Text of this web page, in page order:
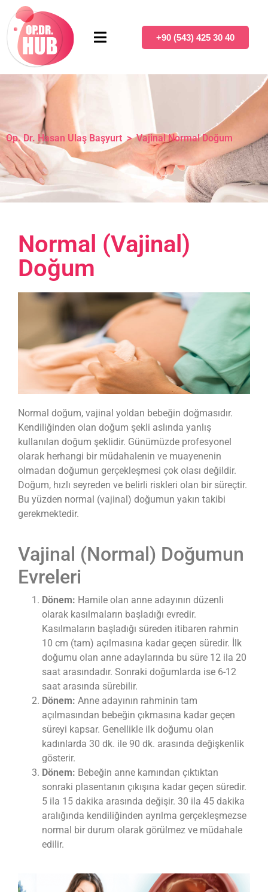
+90 (543) 425 30 40
Op. Dr. Hasan Ulaş Başyurt >Vajinal Normal Doğum
Normal (Vajinal)
Doğum
Normal doğum, vajinal yoldan bebeğin doğmasıdır.
Kendiliğinden olan doğum şekli aslında yanlış
kullanılan doğum şeklidir. Günümüzde profesyonel
olarak herhangi bir müdahalenin ve muayenenin
olmadan doğumun gerçekleşmesi çok olası değildir.
Doğum, hızlı seyreden ve belirli riskleri olan bir süreçtir.
Bu yüzden normal (vajinal) doğumun yakın takibi
gerekmektedir.
Vajinal (Normal) Doğumun
Evreleri
Dönem: Hamile olan anne adayının düzenli
olarak kasılmaların başladığı evredir.
Kasılmaların başladığı süreden itibaren rahmin
10 cm (tam) açılmasına kadar geçen süredir. İlk
doğumu olan anne adaylarında bu süre 12 ila 20
saat arasındadır. Sonraki doğumlarda ise 6-12
saat arasında sürebilir.
Dönem: Anne adayının rahminin tam
açılmasından bebeğin çıkmasına kadar geçen
süreyi kapsar. Genellikle ilk doğumu olan
kadınlarda 30 dk. ile 90 dk. arasında değişkenlik
gösterir.
Dönem: Bebeğin anne karnından çıktıktan
sonraki plasentanın çıkışına kadar geçen süredir.
5 ila 15 dakika arasında değişir. 30 ila 45 dakika
aralığında kendiliğinden ayrılma gerçekleşmezse
normal bir durum olarak görülmez ve müdahale
edilir.